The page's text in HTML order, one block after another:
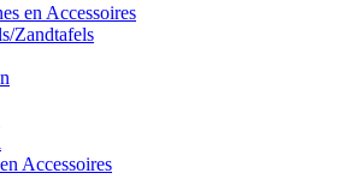
en Accessoires
Zandtafels
Accessoires